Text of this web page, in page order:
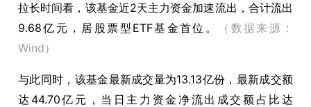
拉长时间看，该基金近2天主力资金加速流出，合计流出
9.68亿元，居股票型ETF基金首位。
（数据来源：
Wind）
与此同时，该基金最新成交量为13.13亿份，最新成交额
达44.70亿元，当日主力资金净流出成交额占比达